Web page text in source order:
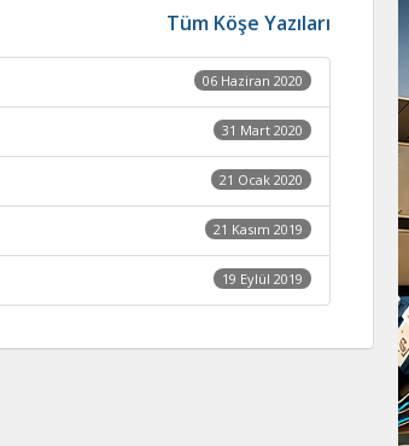
Tüm Köşe Yazıları
06 Haziran 2020
31 Mart 2020
21 Ocak 2020
21 Kasım 2019
19 Eylül 2019